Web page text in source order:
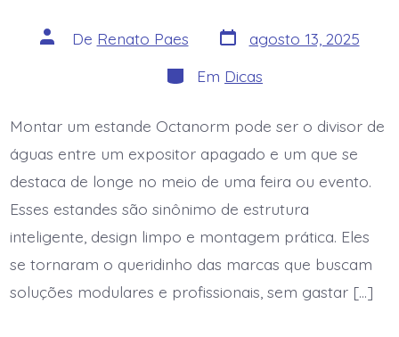
Autor
do
De Renato Paes Data
do
agosto 13, 2025
Categorias
Em Dicas
Montar um estande Octanorm pode ser o divisor de
águas entre um expositor apagado e um que se
destaca de longe no meio de uma feira ou evento.
Esses estandes são sinônimo de estrutura
inteligente, design limpo e montagem prática. Eles
se tornaram o queridinho das marcas que buscam
soluções modulares e profissionais, sem gastar […]